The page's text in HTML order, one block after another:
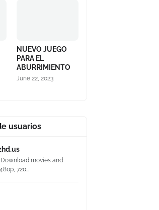
NUEVO JUEGO
PARA EL
ABURRIMIENTO
June 22, 2023
usuarios
movies and
720...